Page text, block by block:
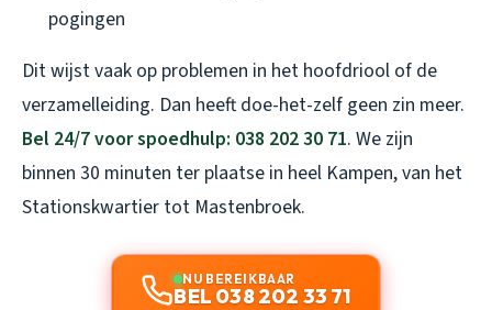
pogingen
Dit wijst vaak op problemen in het hoofdriool of de
verzamelleiding. Dan heeft doe-het-zelf geen zin meer.
Bel 24/7 voor spoedhulp: 038 202 30 71. We zijn
binnen 30 minuten ter plaatse in heel Kampen, van het
Stationskwartier tot Mastenbroek.
NU BEREIKBAAR
BEL 038 202 33 71